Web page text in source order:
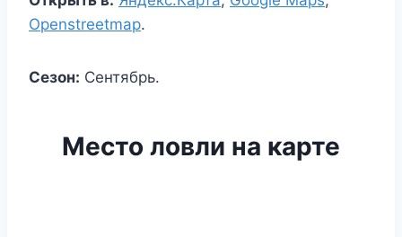
Openstreetmap.
Сезон: Сентябрь.
Место ловли на карте